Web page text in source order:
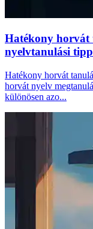
Hatékony horvát
nyelvtanulási
Hatékony horvát
horvát nyelv
különösen azo...